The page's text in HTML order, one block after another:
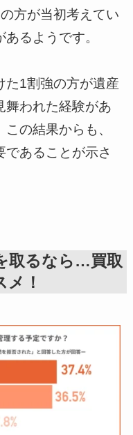
方が当初考えてい
るようです。
た1割強の方が遺産
舞われた経験があ
の結果からも、
あることが示さ
取るなら…買取
！